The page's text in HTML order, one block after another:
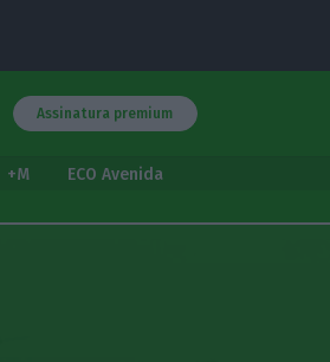
Assinatura premium
+M
ECO Avenida